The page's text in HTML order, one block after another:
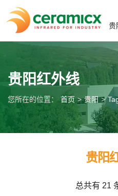
贵
贵阳红外线
您所在的位置： 首页 > 贵阳 >
贵阳
总共有 21